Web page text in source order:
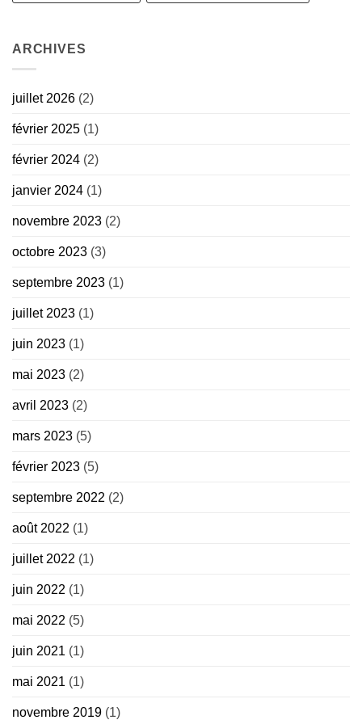
ARCHIVES
juillet 2026 (2)
février 2025 (1)
février 2024 (2)
janvier 2024 (1)
novembre 2023 (2)
octobre 2023 (3)
septembre 2023 (1)
juillet 2023 (1)
juin 2023 (1)
mai 2023 (2)
avril 2023 (2)
mars 2023 (5)
février 2023 (5)
septembre 2022 (2)
août 2022 (1)
juillet 2022 (1)
juin 2022 (1)
mai 2022 (5)
juin 2021 (1)
mai 2021 (1)
novembre 2019 (1)